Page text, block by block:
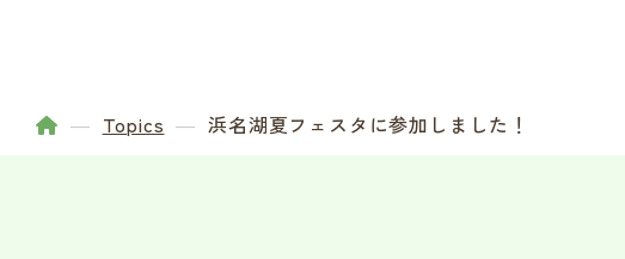
Topics 浜名湖夏フェスタに参加しました！